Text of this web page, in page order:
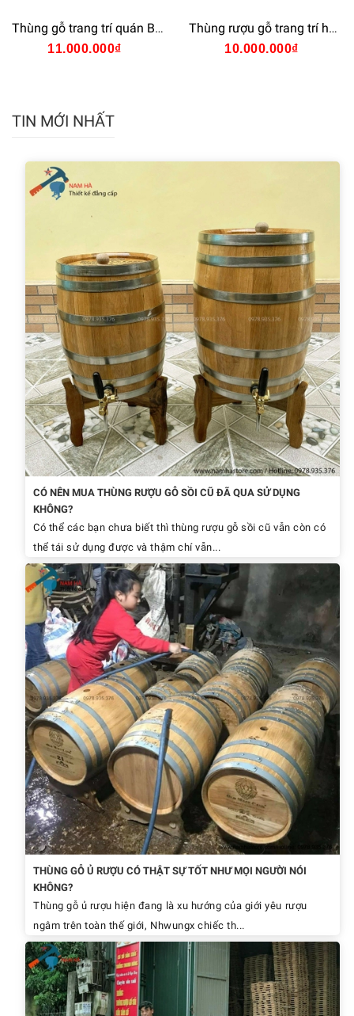
Thùng gỗ trang trí quán Bar
11.000.000₫
Thùng rượu gỗ trang trí hầm rượu
10.000.000₫
TIN MỚI NHẤT
CÓ NÊN MUA THÙNG RƯỢU GỖ SỒI CŨ ĐÃ QUA SỬ DỤNG
KHÔNG?
Có thể các bạn chưa biết thì thùng rượu gỗ sồi cũ vẫn còn có
thể tái sử dụng được và thậm chí vẫn...
THÙNG GỖ Ủ RƯỢU CÓ THẬT SỰ TỐT NHƯ MỌI NGƯỜI NÓI
KHÔNG?
Thùng gỗ ủ rượu hiện đang là xu hướng của giới yêu rượu
ngâm trên toàn thế giới, Nhwungx chiếc th...